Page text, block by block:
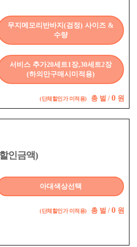
무지메모리반바지(검정) 사이즈 &
수량
서비스 추가20세트1장,30세트2장
(하의만구매시미적용)
(단체할인가 미적용) 총 벌 / 0 원
인금액)
아대색상선택
(단체할인가 미적용) 총 벌 / 0 원